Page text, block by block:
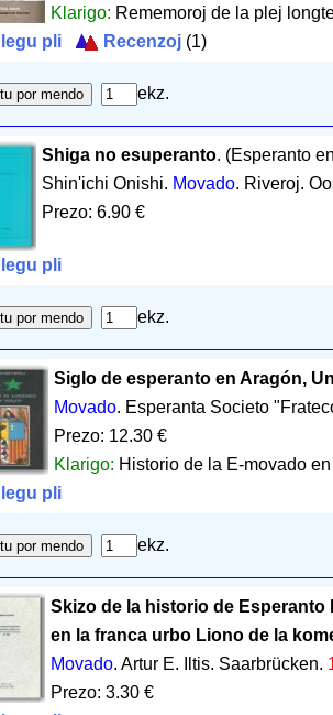
Klarigo: Rememoroj de la plej
legu pli
Recenzoj (1)
ekz.
Shiga no esuperanto. (Esperanto
Shin'ichi Onishi. Movado. Riveroj.
Prezo: 6.90 €
legu pli
ekz.
Siglo de esperanto en Aragón, Un
Movado. Esperanta Societo
Prezo: 12.30 €
Klarigo: Historio de la E-movado
legu pli
ekz.
Skizo de la historio de Esperanto
en la franca urbo Liono de la
Movado. Artur E. Iltis. Saarbrücken.
Prezo: 3.30 €